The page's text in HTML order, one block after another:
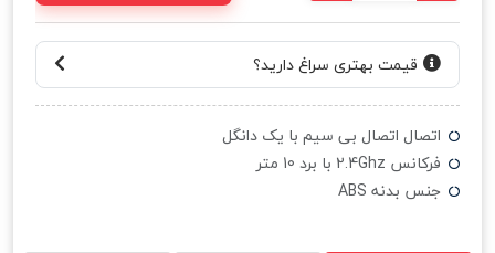
قیمت بهتری سراغ دارید؟
اتصال اتصال بی سیم با یک دانگل
فرکانس 2.4Ghz با برد 10 متر
جنس بدنه ABS